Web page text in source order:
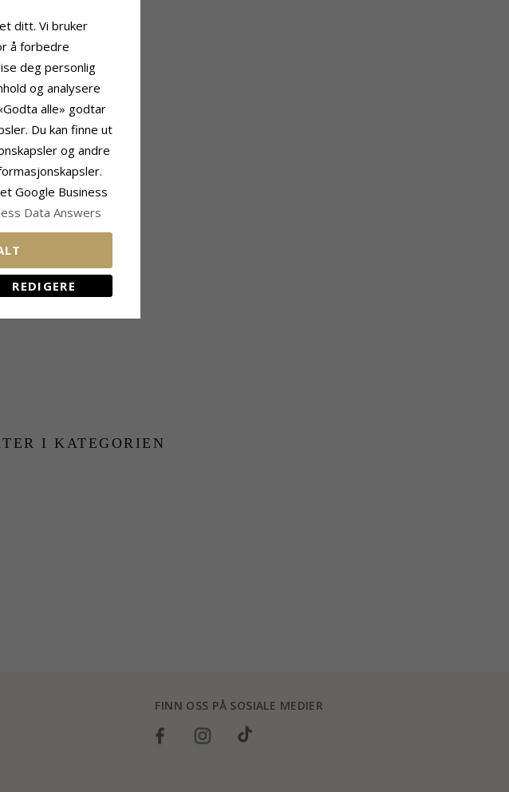
I KATEGORIEN
FINN OSS PÅ SOSIALE MEDIER
ditt. Vi bruker
å forbedre
deg personlig
og analysere
alle» godtar
Du kan finne ut
og andre
Google Business
Data Answers
REDIGERE